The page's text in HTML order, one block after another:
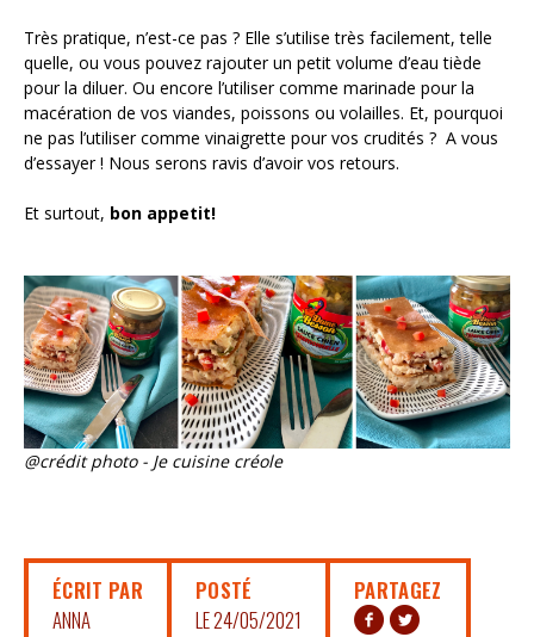
Très pratique, n’est-ce pas ? Elle s’utilise très facilement, telle
quelle, ou vous pouvez rajouter un petit volume d’eau tiède
pour la diluer. Ou encore l’utiliser comme marinade pour la
macération de vos viandes, poissons ou volailles. Et, pourquoi
ne pas l’utiliser comme vinaigrette pour vos crudités ? A vous
d’essayer ! Nous serons ravis d’avoir vos retours.
Et surtout, bon appetit!
@crédit photo - Je cuisine créole
ÉCRIT PAR
ANNA
POSTÉ
LE 24/05/2021
PARTAGEZ